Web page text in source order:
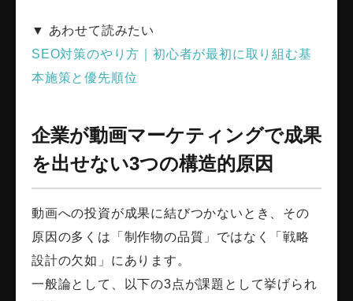
▼ あわせて読みたい
SEO対策のやり方｜初心者が最初に取り組む基
本施策と優先順位
企業が動画マーケティングで成果
を出せない3つの構造的原因
動画への投資が成果に結びつかないとき、その
原因の多くは「制作物の品質」ではなく「戦略
設計の欠如」にあります。
一般論として、以下の3点が課題として挙げられ